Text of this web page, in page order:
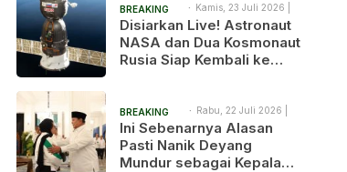
BREAKING
NEWS
Kamis, 23 Juli 2026 |
2:04 pm
Disiarkan Live! Astronaut
NASA dan Dua Kosmonaut
Rusia Siap Kembali ke
BREAKING
NEWS
Rabu, 22 Juli 2026 |
9:30 am
Ini Sebenarnya Alasan
Pasti Nanik Deyang
Mundur sebagai Kepala